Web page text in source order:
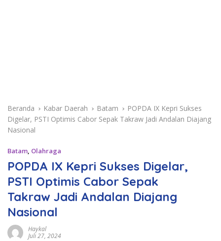
Beranda Kabar Daerah Batam
POPDA IX Kepri Sukses
Digelar, PSTI Optimis Cabor Sepak Takraw Jadi Andalan Diajang
Nasional
Batam, Olahraga
POPDA IX Kepri Sukses Digelar,
PSTI Optimis Cabor Sepak
Takraw Jadi Andalan Diajang
Nasional
Haykal
Juli 27, 2024